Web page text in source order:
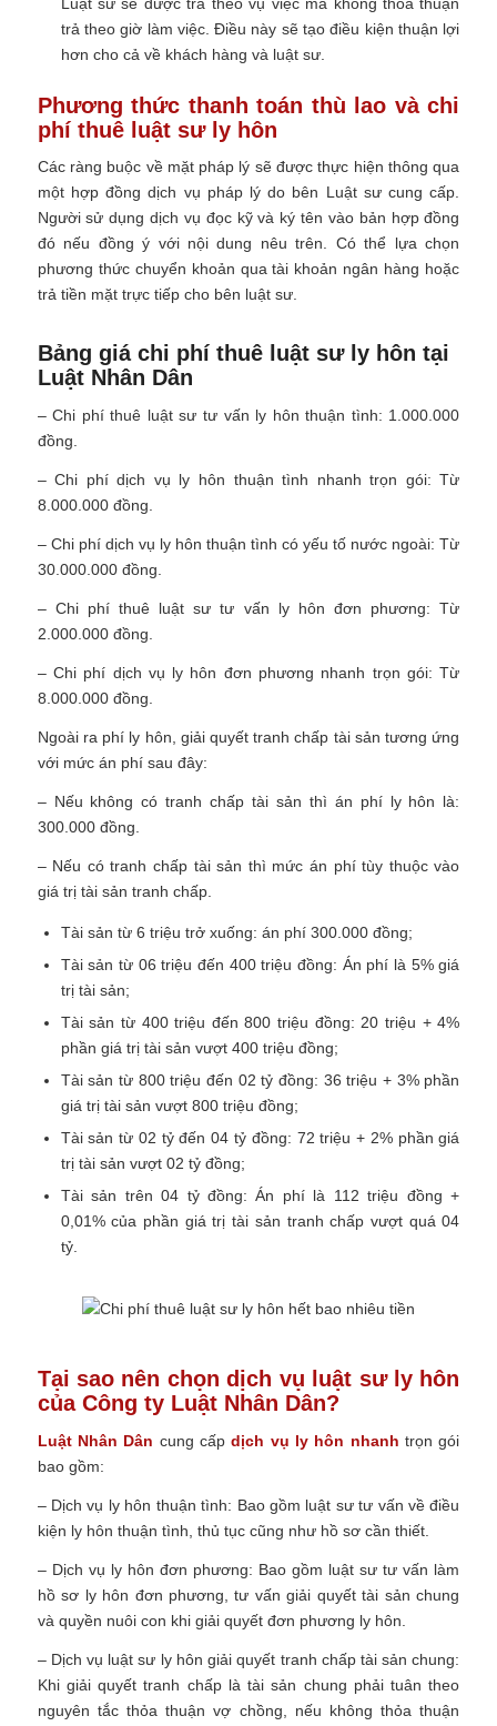
trả theo giờ làm việc. Điều này sẽ tạo điều kiện thuận lợi
hơn cho cả về khách hàng và luật sư.
Phương thức thanh toán thù lao và chi
phí thuê luật sư ly hôn
Các ràng buộc về mặt pháp lý sẽ được thực hiện thông qua
một hợp đồng dịch vụ pháp lý do bên Luật sư cung cấp.
Người sử dụng dịch vụ đọc kỹ và ký tên vào bản hợp đồng
đó nếu đồng ý với nội dung nêu trên. Có thể lựa chọn
phương thức chuyển khoản qua tài khoản ngân hàng hoặc
trả tiền mặt trực tiếp cho bên luật sư.
Bảng giá chi phí thuê luật sư ly hôn tại
Luật Nhân Dân
– Chi phí thuê luật sư tư vấn ly hôn thuận tình: 1.000.000
đồng.
– Chi phí dịch vụ ly hôn thuận tình nhanh trọn gói: Từ
8.000.000 đồng.
– Chi phí dịch vụ ly hôn thuận tình có yếu tố nước ngoài: Từ
30.000.000 đồng.
– Chi phí thuê luật sư tư vấn ly hôn đơn phương: Từ
2.000.000 đồng.
– Chi phí dịch vụ ly hôn đơn phương nhanh trọn gói: Từ
8.000.000 đồng.
Ngoài ra phí ly hôn, giải quyết tranh chấp tài sản tương ứng
với mức án phí sau đây:
– Nếu không có tranh chấp tài sản thì án phí ly hôn là:
300.000 đồng.
– Nếu có tranh chấp tài sản thì mức án phí tùy thuộc vào
giá trị tài sản tranh chấp.
Tài sản từ 6 triệu trở xuống: án phí 300.000 đồng;
Tài sản từ 06 triệu đến 400 triệu đồng: Án phí là 5% giá
trị tài sản;
Tài sản từ 400 triệu đến 800 triệu đồng: 20 triệu + 4%
phần giá trị tài sản vượt 400 triệu đồng;
Tài sản từ 800 triệu đến 02 tỷ đồng: 36 triệu + 3% phần
giá trị tài sản vượt 800 triệu đồng;
Tài sản từ 02 tỷ đến 04 tỷ đồng: 72 triệu + 2% phần giá
trị tài sản vượt 02 tỷ đồng;
Tài sản trên 04 tỷ đồng: Án phí là 112 triệu đồng +
0,01% của phần giá trị tài sản tranh chấp vượt quá 04
tỷ.
Tại sao nên chọn dịch vụ luật sư ly hôn
của Công ty Luật Nhân Dân?
Luật Nhân Dân cung cấpdịch vụ ly hôn nhanh trọn gói
bao gồm:
– Dịch vụ ly hôn thuận tình: Bao gồm luật sư tư vấn về điều
kiện ly hôn thuận tình, thủ tục cũng như hồ sơ cần thiết.
– Dịch vụ ly hôn đơn phương: Bao gồm luật sư tư vấn làm
hồ sơ ly hôn đơn phương, tư vấn giải quyết tài sản chung
và quyền nuôi con khi giải quyết đơn phương ly hôn.
– Dịch vụ luật sư ly hôn giải quyết tranh chấp tài sản chung:
Khi giải quyết tranh chấp là tài sản chung phải tuân theo
nguyên tắc thỏa thuận vợ chồng, nếu không thỏa thuận